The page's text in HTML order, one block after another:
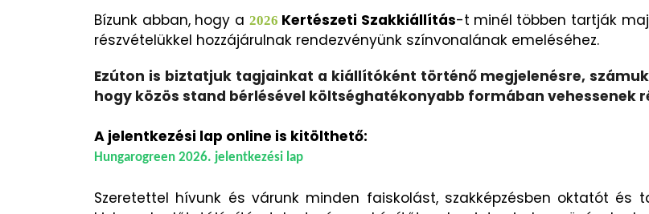
Bízunk abban, hogy a 2026 Kertészeti Szakkiállítás-t minél többen tartják
részvételükkel hozzájárulnak rendezvényünk színvonalának emeléséhez.
Ezúton is biztatjuk tagjainkat a kiállítóként történő megjelenésre,
hogy közös stand bérlésével költséghatékonyabb formában vehessenek
A jelentkezési lap online is kitölthető:
Hungarogreen 2026. jelentkezési lap
Szeretettel hívunk és várunk minden faiskolást, szakképzésben oktatót és